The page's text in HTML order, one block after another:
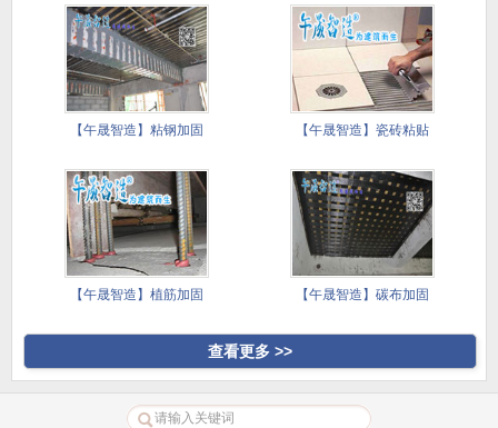
【午晟智造】粘钢加固 【午晟智造】瓷砖粘贴
【午晟智造】植筋加固 【午晟智造】碳布加固
查看更多 >>